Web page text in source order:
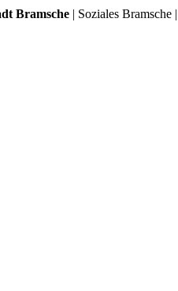
Bramsche| Soziales Bramsche